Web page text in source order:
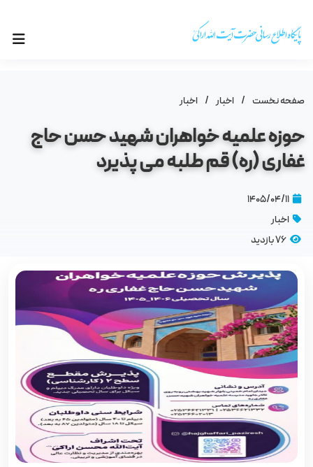
صفحه نخست / اخبار / اخبار
حوزه علمیه خواهران شهید حسن حاج
غفاری (ره) قم طلبه می‌ پذیرد
۱۴۰۵/۰۴/۱۱
اخبار
76 بازدید